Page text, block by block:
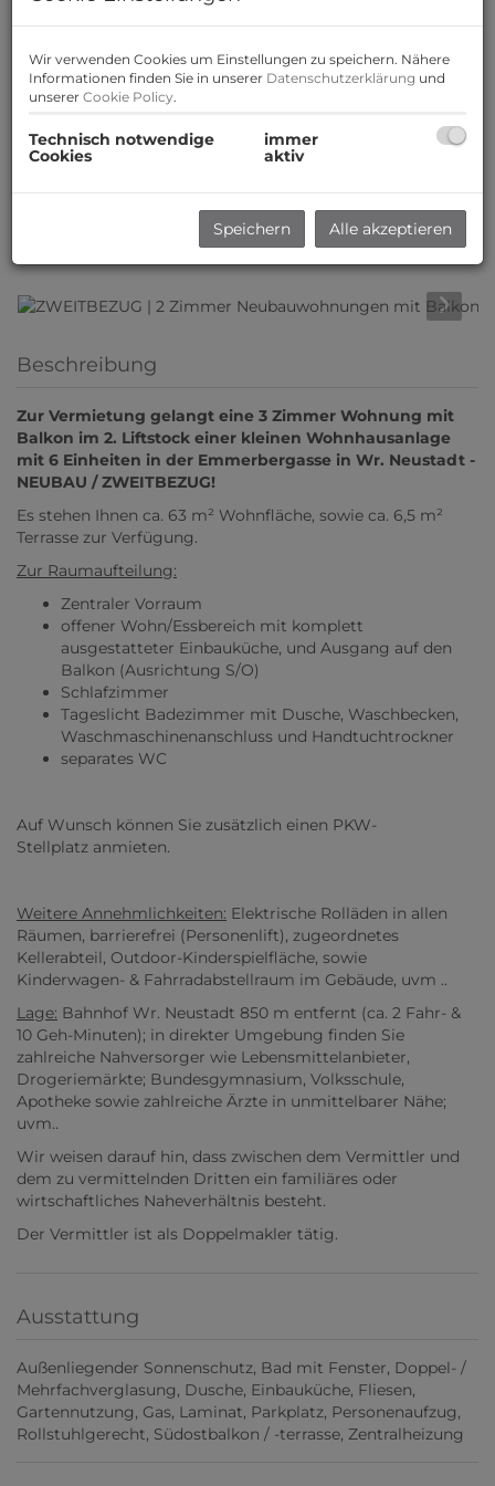
Beschreibung
Zur Vermietung gelangt eine 3 Zimmer Wohnung mit
Balkon im 2. Liftstock einer kleinen Wohnhausanlage
mit 6 Einheiten in der Emmerbergasse in Wr. Neustadt -
NEUBAU / ZWEITBEZUG!
Es stehen Ihnen ca. 63 m² Wohnfläche, sowie ca. 6,5 m²
Terrasse zur Verfügung.
Zur Raumaufteilung:
Zentraler Vorraum
offener Wohn/Essbereich mit komplett
ausgestatteter Einbauküche, und Ausgang auf den
Balkon (Ausrichtung S/O)
Schlafzimmer
Tageslicht Badezimmer mit Dusche, Waschbecken,
Waschmaschinenanschluss und Handtuchtrockner
separates WC
Auf Wunsch können Sie zusätzlich einen PKW-
Stellplatz anmieten.
Weitere Annehmlichkeiten: Elektrische Rolläden in allen
Räumen, barrierefrei (Personenlift), zugeordnetes
Kellerabteil, Outdoor-Kinderspielfläche, sowie
Kinderwagen- & Fahrradabstellraum im Gebäude, uvm ..
Lage: Bahnhof Wr. Neustadt 850 m entfernt (ca. 2 Fahr- &
10 Geh-Minuten); in direkter Umgebung finden Sie
zahlreiche Nahversorger wie Lebensmittelanbieter,
Drogeriemärkte; Bundesgymnasium, Volksschule,
Apotheke sowie zahlreiche Ärzte in unmittelbarer Nähe;
uvm..
Wir weisen darauf hin, dass zwischen dem Vermittler und
dem zu vermittelnden Dritten ein familiäres oder
wirtschaftliches Naheverhältnis besteht.
Der Vermittler ist als Doppelmakler tätig.
Ausstattung
Außenliegender Sonnenschutz Bad mit Fenster Doppel- /
Mehrfachverglasung Dusche Einbauküche Fliesen
Gartennutzung Gas Laminat Parkplatz Personenaufzug
Rollstuhlgerecht Südostbalkon / -terrasse Zentralheizung
Wir verwenden Cookies um Einstellungen zu speichern. Nähere
Informationen finden Sie in unserer Datenschutzerklärung und
unserer Cookie Policy.
Technisch notwendige
Cookies
immer
aktiv
Speichern Alle akzeptieren